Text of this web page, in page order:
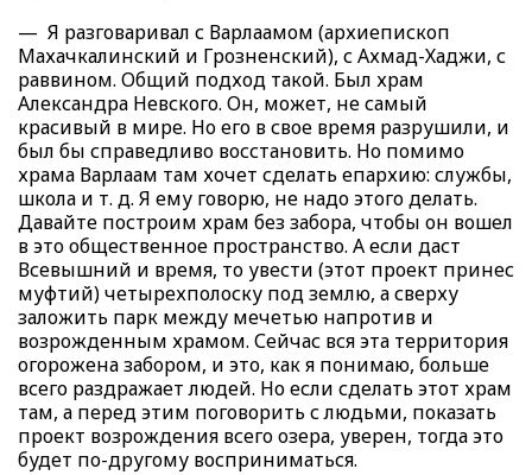
— Я разговаривал с Варлаамом (архиепископ
Махачкалинский и Грозненский), с Ахмад-Хаджи, с
раввином. Общий подход такой. Был храм
Александра Невского. Он, может, не самый
красивый в мире. Но его в свое время разрушили, и
был бы справедливо восстановить. Но помимо
храма Варлаам там хочет сделать епархию: службы,
школа и т. д. Я ему говорю, не надо этого делать.
Давайте построим храм без забора, чтобы он вошел
в это общественное пространство. А если даст
Всевышний и время, то увести (этот проект принес
муфтий) четырехполоску под землю, а сверху
заложить парк между мечетью напротив и
возрожденным храмом. Сейчас вся эта территория
огорожена забором, и это, как я понимаю, больше
всего раздражает людей. Но если сделать этот храм
там, а перед этим поговорить с людьми, показать
проект возрождения всего озера, уверен, тогда это
будет по-другому восприниматься.